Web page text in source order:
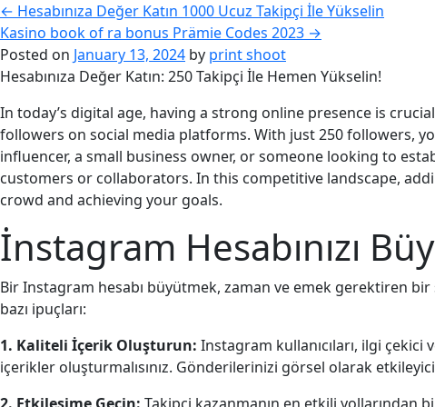
← Hesabınıza Değer Katın 1000 Ucuz Takipçi İle Yükselin
Kasino book of ra bonus Prämie Codes 2023 →
Posted on January 13, 2024 by print shoot
Hesabınıza Değer Katın: 250 Takipçi İle Hemen Yükselin!
In today’s digital age, having a strong online presence is
followers on social media platforms. With just 250 followers,
influencer, a small business owner, or someone looking to
customers or collaborators. In this competitive landscape,
crowd and achieving your goals.
İnstagram Hesabınızı
Bir Instagram hesabı büyütmek, zaman ve emek gerektiren
bazı ipuçları:
1. Kaliteli İçerik Oluşturun: Instagram kullanıcıları, ilgi çekici
içerikler oluşturmalısınız. Gönderilerinizi görsel olarak